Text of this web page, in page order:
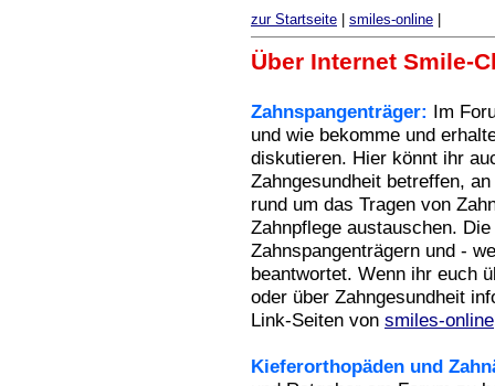
zur Startseite smiles-online
Über Internet Smile-
Zahnspangenträger: Im
und wie bekomme und
diskutieren. Hier könnt ihr
Zahngesundheit betreffen,
rund um das Tragen von
Zahnpflege austauschen.
Zahnspangenträgern und -
beantwortet. Wenn ihr euch
oder über Zahngesundheit
Link-Seiten von smiles-online
Kieferorthopäden und